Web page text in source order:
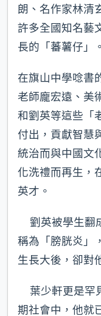
朗、名作家林清
許多全國知名藝
長的「蕃薯仔」。
在旗山中學唸書
老師龐宏遠、美
和劉英等這些「
付出，貢獻智慧
統治而與中國文
化洗禮而再生，
英才。
劉英被學生翻
稱為「膀胱炎」
生長大後，卻對
葉少軒更是罕
期社會中，他就